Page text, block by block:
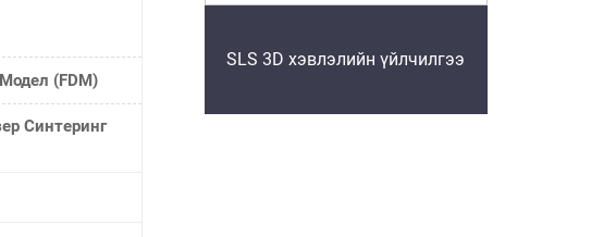
(FDM)
Синтеринг
SLS 3D хэвлэлийн үйлчилгээ